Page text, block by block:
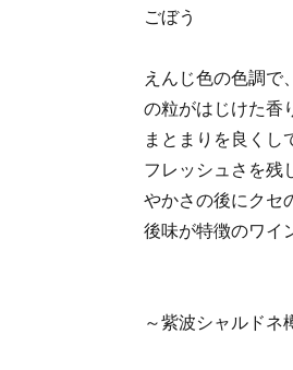
ごぼう
えんじ色の色調で
の粒がはじけた香
まとまりを良くし
フレッシュさを残
やかさの後にクセ
後味が特徴のワイ
～紫波シャルドネ